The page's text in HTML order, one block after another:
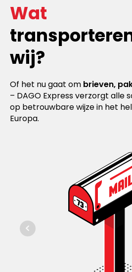
Wat
wij?
Of het nu gaat om brieven,
– DAGO Express verzorgt alle
op betrouwbare wijze in het
Europa.